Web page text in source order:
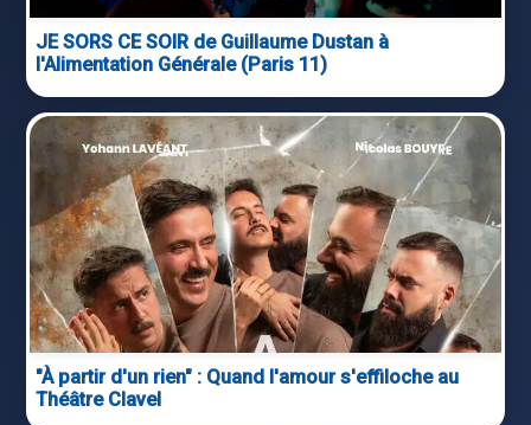
JE SORS CE SOIR de Guillaume Dustan à
l'Alimentation Générale (Paris 11)
"À partir d'un rien" : Quand l'amour s'effiloche au
Théâtre Clavel